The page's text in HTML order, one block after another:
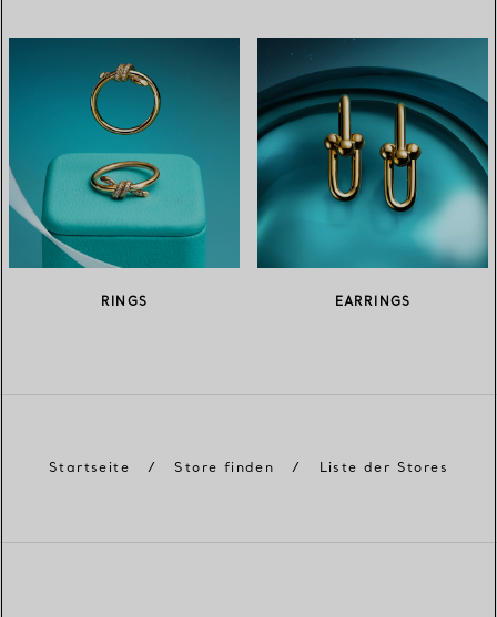
RINGS EARRINGS
Startseite / Store finden / Liste der Stores